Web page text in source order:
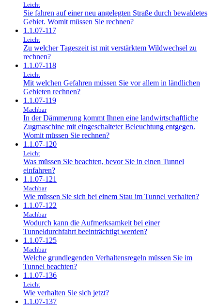
Leicht
Sie fahren auf einer neu angelegten Straße durch bewaldetes
Gebiet. Womit müssen Sie rechnen?
1.1.07-117
Leicht
Zu welcher Tageszeit ist mit verstärktem Wildwechsel zu
rechnen?
1.1.07-118
Leicht
Mit welchen Gefahren müssen Sie vor allem in ländlichen
Gebieten rechnen?
1.1.07-119
Machbar
In der Dämmerung kommt Ihnen eine landwirtschaftliche
Zugmaschine mit eingeschalteter Beleuchtung entgegen.
Womit müssen Sie rechnen?
1.1.07-120
Leicht
Was müssen Sie beachten, bevor Sie in einen Tunnel
einfahren?
1.1.07-121
Machbar
Wie müssen Sie sich bei einem Stau im Tunnel verhalten?
1.1.07-122
Machbar
Wodurch kann die Aufmerksamkeit bei einer
Tunneldurchfahrt beeinträchtigt werden?
1.1.07-125
Machbar
Welche grundlegenden Verhaltensregeln müssen Sie im
Tunnel beachten?
1.1.07-136
Leicht
Wie verhalten Sie sich jetzt?
1.1.07-137